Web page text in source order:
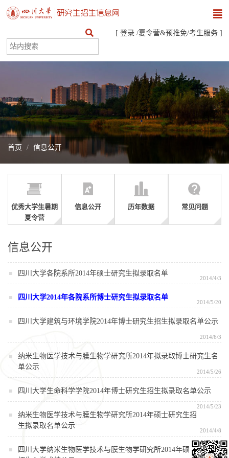
[ 登录 /夏令营&预推免/考生服务 ]
首页 信息公开
优秀大学生暑期
夏令营
信息公开 历年数据 常见问题
信息公开
四川大学各院系所2014年硕士研究生拟录取名单
2014/4/3
四川大学2014年各院系所博士研究生拟录取名单
2014/5/20
四川大学建筑与环境学院2014年博士研究生招生拟录取名单公示
2014/6/3
纳米生物医学技术与膜生物学研究所2014年拟录取博士研究生名
单公示
2014/5/26
四川大学生命科学学院2014年博士研究生招生拟录取名单公示
2014/5/23
纳米生物医学技术与膜生物学研究所2014年硕士研究生招
生拟录取名单公示
2014/4/8
四川大学纳米生物医学技术与膜生物学研究所2014年硕士研究生